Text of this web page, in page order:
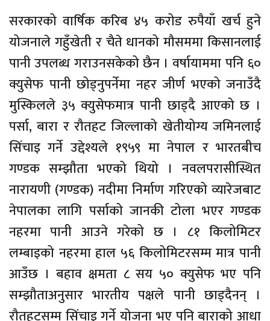
सरकारको वार्षिक करिब ४५ करोड रुपैयाँ खर्च हुने
योजनाले गहुँखेती र चैते धानको मौसममा किसानलाई
पानी उपलब्ध गराउनसकेको छैन । वर्षायाममा पनि ६०
क्युसेफ पानी छोड्नुपर्नेमा नहर जीर्ण भएको जनाउँदै
मुस्किलले ३५ क्युसेफमात्र पानी छाड्दै आएको छ ।
पर्सा, बारा र रौतहट जिल्लाको खेतीयोग्य जमिनलाई
सिंचाइ गर्ने उद्देश्यले १९५९ मा नेपाल र भारतबीच
गण्डक सम्झौता भएको थियो । नवलपरासीस्थित
नारायणी (गण्डक) नदीमा निर्माण गरिएको व्यारेजबाट
नेपालका लागि पर्साको जानकी टोला भएर गण्डक
नहरमा पानी आउने गरेको छ । ८१ किलोमिटर
लम्बाइको नहरमा हाल ५६ किलोमिटरसम्म मात्र पानी
आउँछ । बहाव क्षमता ८ सय ५० क्युसेफ भए पनि
सम्झौताअनुसार भारतीय पक्षले पानी छाड्दैनन् ।
रौतहटसम्म सिंचाइ गर्ने योजना भए पनि बाराको आधा